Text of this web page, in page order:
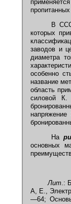
В СССР
которых
заводов и
диаметра
особенно
название
область
силовой К.
напряжение
На
основных
Лит .:
А, Е.,
—64;